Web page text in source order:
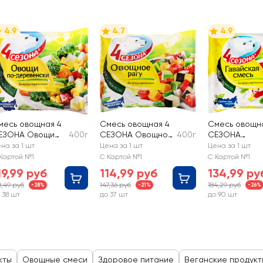
4.9
овощная 4
Овощи
деревенски
400г
за 1 шт
№1
руб
руб -28%
38 шт
4.7
Смесь овощная 4
СЕЗОНА Овощное
рагу
400г
Цена за 1 шт
С Картой №1
114,99 руб
147,36 руб -21%
до 37 шт
4.9
Смесь
СЕЗОНА
Гавайская
Цена за 1 шт
С Картой №1
134,99
184,29 руб -26%
до 90 шт
Овощные смеси Здоровое питание Веганские